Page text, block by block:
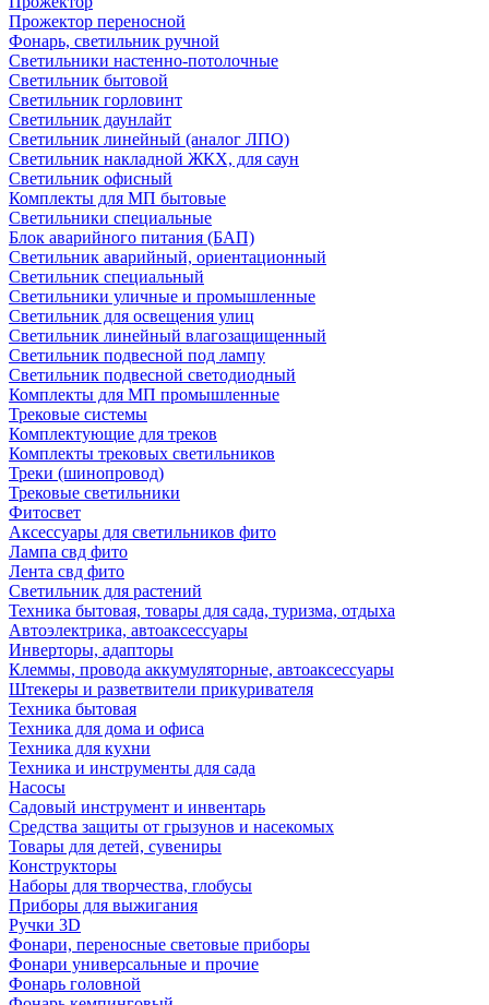
Прожектор переносной
Фонарь, светильник ручной
Светильники настенно-потолочные
Светильник бытовой
Светильник горловинт
Светильник даунлайт
Светильник линейный (аналог ЛПО)
Светильник накладной ЖКХ, для саун
Светильник офисный
Комплекты для МП бытовые
Светильники специальные
Блок аварийного питания (БАП)
Светильник аварийный, ориентационный
Светильник специальный
Светильники уличные и промышленные
Светильник для освещения улиц
Светильник линейный влагозащищенный
Светильник подвесной под лампу
Светильник подвесной светодиодный
Комплекты для МП промышленные
Трековые системы
Комплектующие для треков
Комплекты трековых светильников
Треки (шинопровод)
Трековые светильники
Фитосвет
Аксессуары для светильников фито
Лампа свд фито
Лента свд фито
Светильник для растений
Техника бытовая, товары для сада, туризма, отдыха
Автоэлектрика, автоаксессуары
Инверторы, адапторы
Клеммы, провода аккумуляторные, автоаксессуары
Штекеры и разветвители прикуривателя
Техника бытовая
Техника для дома и офиса
Техника для кухни
Техника и инструменты для сада
Насосы
Садовый инструмент и инвентарь
Средства защиты от грызунов и насекомых
Товары для детей, сувениры
Конструкторы
Наборы для творчества, глобусы
Приборы для выжигания
Ручки 3D
Фонари, переносные световые приборы
Фонари универсальные и прочие
Фонарь головной